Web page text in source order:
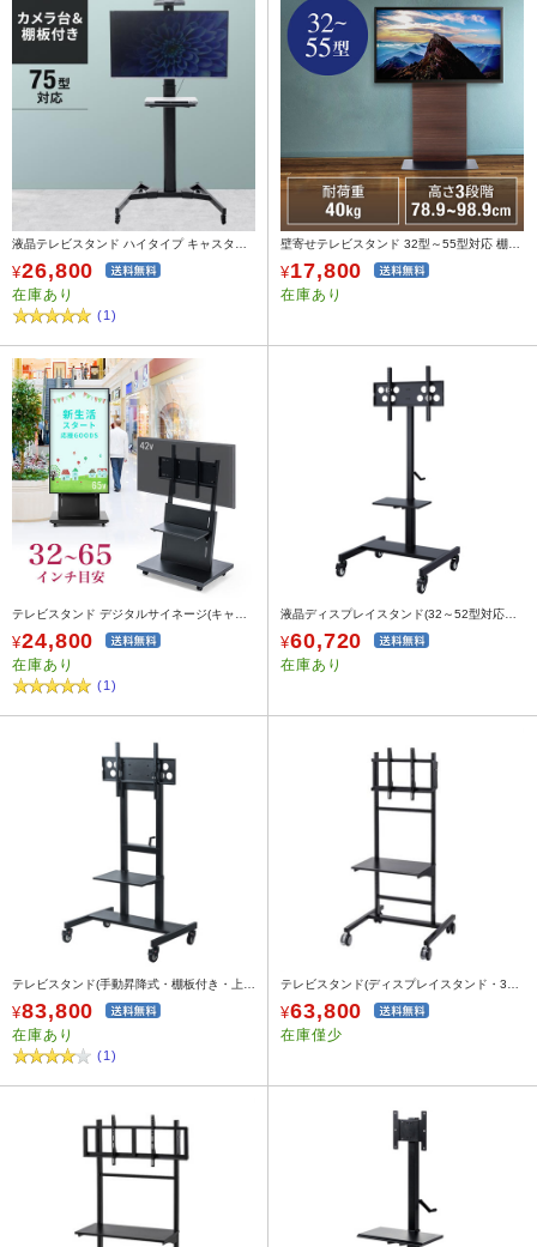
¥26,800
在庫あり
(1)
¥17,800
在庫あり
テレビスタンド デジタルサイネージ(キャスター・移動式・棚付き・縦設置・角度調整・ブラック・おすすめ)
¥24,800
在庫あり
(1)
液晶ディスプレイスタンド(32～52型対応・上下昇降)
¥60,720
在庫あり
テレビスタンド(手動昇降式・棚板付き・上下昇降・55～65型対応)
¥83,800
在庫あり
(1)
テレビスタンド(ディスプレイスタンド・32型/40型/43型/49型/50型/52型/55型60型65型対応)
¥63,800
在庫僅少